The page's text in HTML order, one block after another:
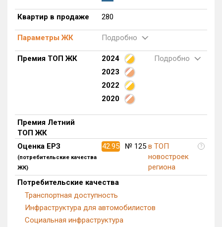
Жилых комплексов
1 из 1 402
Многоквартирных домов
Блокированных домов
Домов с апартаментами
0 из 258
Поселков таунхаусов
0 из 7
блоков в БД
280 из 56 039
Квартир в продаже 280
Параметры ЖК Подробно
Премия ТОП ЖК 2024
Подробно
2023
2022
2020
Премия Летний
ТОП ЖК
Оценка ЕРЗ
(потребительские качества
ЖК)
42.95 № 125 в ТОП
новостроек
региона
?
Потребительские качества
Транспортная доступность
Инфраструктура для автомобилистов
Социальная инфраструктура